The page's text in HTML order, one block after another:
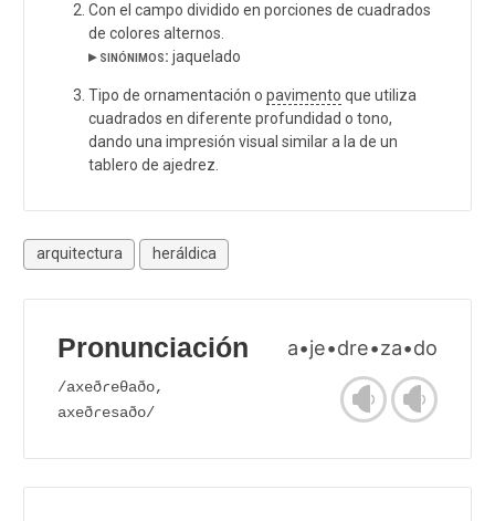
Con el campo dividido en porciones de cuadrados
de colores alternos.
▸ sinónimos: jaquelado
Tipo de ornamentación o pavimento que utiliza
cuadrados en diferente profundidad o tono,
dando una impresión visual similar a la de un
tablero de ajedrez.
arquitectura heráldica
Pronunciación a•je•dre•za•do
/axeðɾeθaðo,
axeðɾesaðo/